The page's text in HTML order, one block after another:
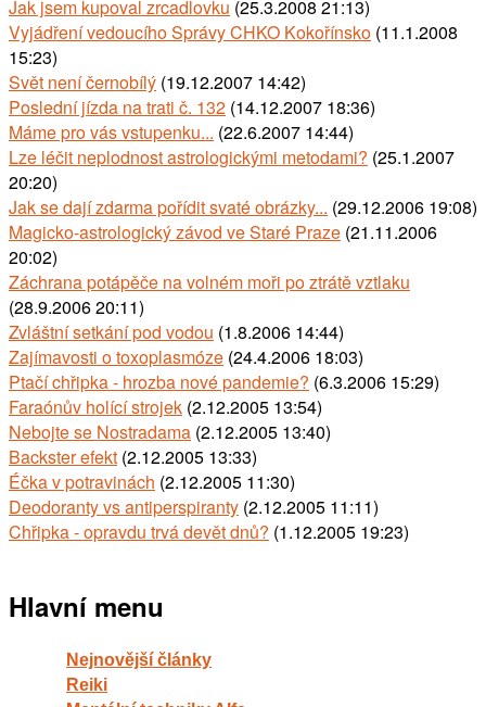
Jak jsem kupoval zrcadlovku (25.3.2008 21:13)
Vyjádření vedoucího Správy CHKO Kokořínsko (11.1.2008
15:23)
Svět není černobílý (19.12.2007 14:42)
Poslední jízda na trati č. 132 (14.12.2007 18:36)
Máme pro vás vstupenku... (22.6.2007 14:44)
Lze léčit neplodnost astrologickými metodami? (25.1.2007
20:20)
Jak se dají zdarma pořídit svaté obrázky... (29.12.2006 19:08)
Magicko-astrologický závod ve Staré Praze (21.11.2006
20:02)
Záchrana potápěče na volném moři po ztrátě vztlaku
(28.9.2006 20:11)
Zvláštní setkání pod vodou (1.8.2006 14:44)
Zajímavosti o toxoplasmóze (24.4.2006 18:03)
Ptačí chřipka - hrozba nové pandemie? (6.3.2006 15:29)
Faraónův holící strojek (2.12.2005 13:54)
Nebojte se Nostradama (2.12.2005 13:40)
Backster efekt (2.12.2005 13:33)
Éčka v potravinách (2.12.2005 11:30)
Deodoranty vs antiperspiranty (2.12.2005 11:11)
Chřipka - opravdu trvá devět dnů? (1.12.2005 19:23)
Hlavní menu
Nejnovější články
Reiki